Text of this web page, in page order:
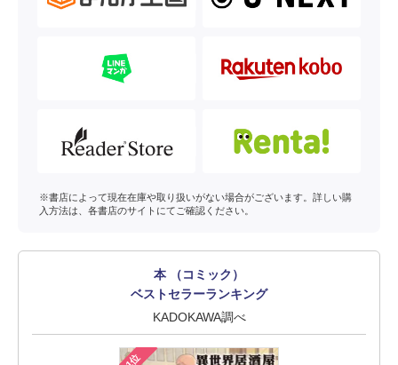
※書店によって現在在庫や取り扱いがない場合がございます。詳しい購
入方法は、各書店のサイトにてご確認ください。
本 （コミック）
ベストセラーランキング
KADOKAWA調べ
1位